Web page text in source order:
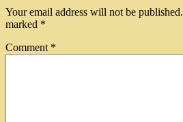
Your email address will not be published.
marked *
Comment *